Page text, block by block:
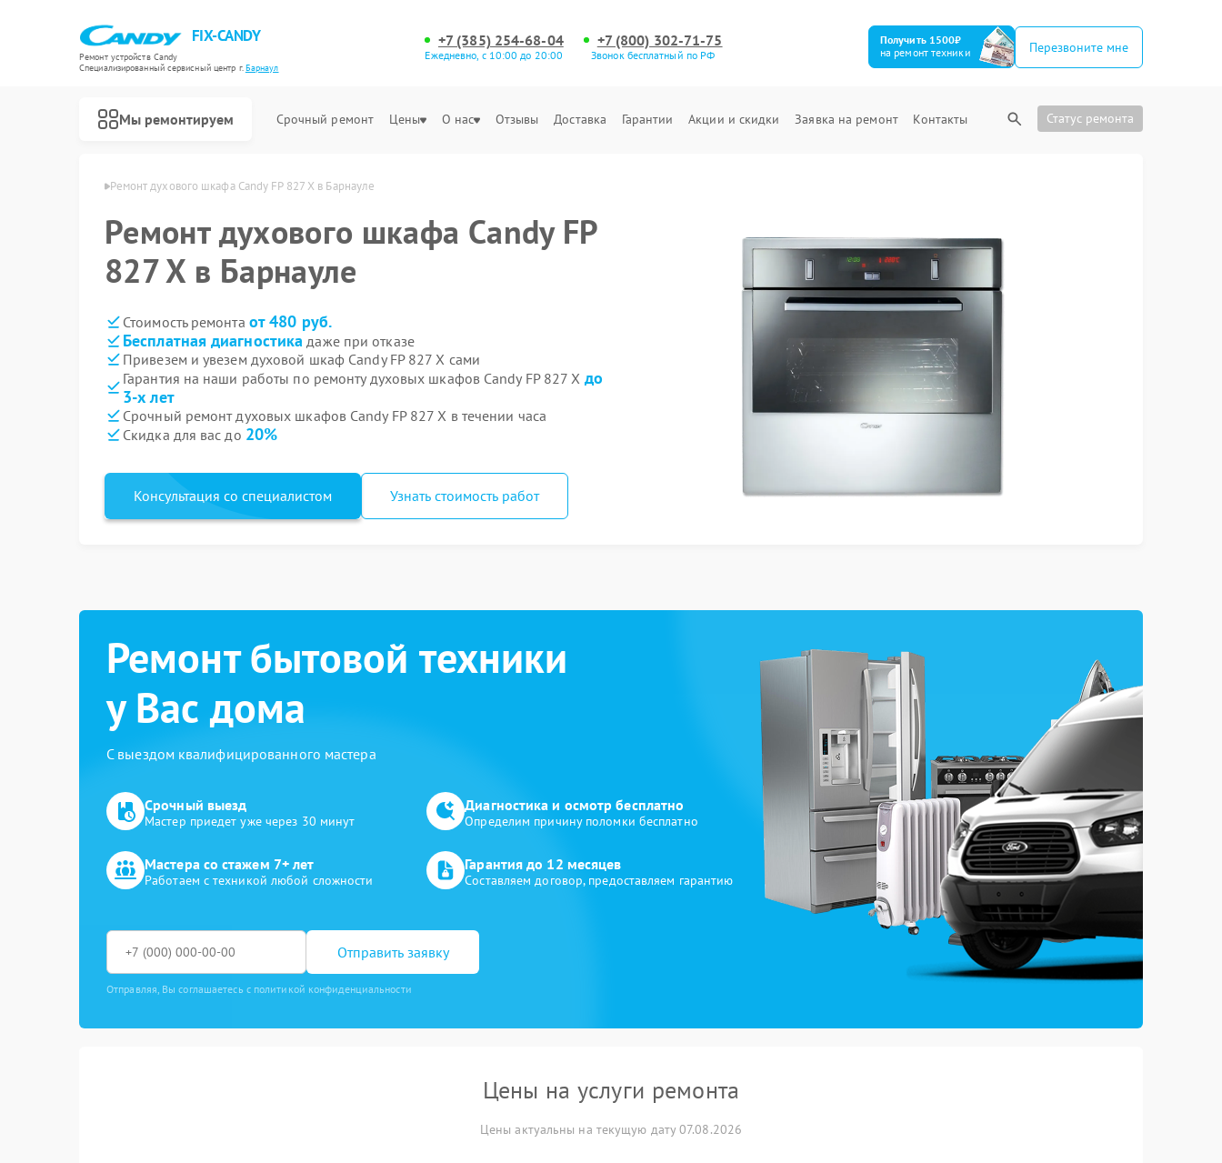
FIX-CANDY
Ремонт устройств Candy
Специализированный cервисный центр г.Барнаул
+7 (385) 254-68-04
Ежедневно, с 10:00 до 20:00
+7 (800) 302-71-75
Звонок бесплатный по РФ
Получить 1500₽
на ремонт техники
Перезвоните мне
Мы ремонтируем Срочный ремонт Цены О нас Отзывы Доставка Гарантии Акции и скидки Заявка на ремонт Контакты Статус ремонта
Ремонт духового шкафа Candy FP 827 X в Барнауле
Ремонт духового шкафа Candy FP
827 X в Барнауле
Стоимость ремонта от 480 руб.
Бесплатная диагностика даже при отказе
Привезем и увезем духовой шкаф Candy FP 827 X сами
Гарантия на наши работы по ремонту духовых шкафов Candy FP 827 X до
3-х лет
Срочный ремонт духовых шкафов Candy FP 827 X в течении часа
Скидка для вас до 20%
Консультация со специалистом Узнать стоимость работ
Ремонт бытовой техники
у Вас дома
С выездом квалифицированного мастера
Срочный выезд
Мастер приедет уже через 30 минут
Диагностика и осмотр бесплатно
Определим причину поломки бесплатно
Мастера со стажем 7+ лет
Работаем с техникой любой сложности
Гарантия до 12 месяцев
Составляем договор, предоставляем гарантию
Отправить заявку
Отправляя, Вы соглашаетесь с политикой конфиденциальности
Цены на услуги ремонта
Цены актуальны на текущую дату 07.08.2026